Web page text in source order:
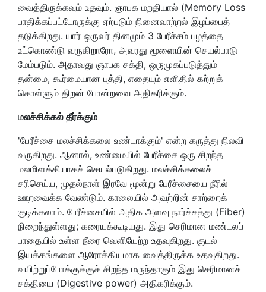
வைத்திருக்கவும் உதவும். ஞாபக மறதியால் (Memory Loss
பாதிக்கப்பட்டோருக்கு ஏற்படும் நினைவாற்றல் இழப்பைத்
தடுக்கிறது. யார் ஒருவர் தினமும் 3 பேரீச்சம் பழத்தை
உட்கொண்டு வருகிறாரோ, அவரது மூளையின் செயல்பாடு
மேம்படும். அதாவது ஞாபக சக்தி, ஒருமுகப்படுத்தும்
தன்மை, கூர்மையான புத்தி, எதையும் எளிதில் கற்றுக்
கொள்ளும் திறன் போன்றவை அதிகரிக்கும்.
மலச்சிக்கல் தீர்க்கும்
'பேரீச்சை மலச்சிக்கலை உண்டாக்கும்' என்ற கருத்து நிலவி
வருகிறது. ஆனால், உண்மையில் பேரீச்சை ஒரு சிறந்த
மலமிளக்கியாகச் செயல்படுகிறது. மலச்சிக்கலைச்
சரிசெய்ய, முதல்நாள் இரவே மூன்று பேரீச்சையை நீரில்
ஊறவைக்க வேண்டும். காலையில் அவற்றின் சாற்றைக்
குடிக்கலாம். பேரீச்சையில் அதிக அளவு நார்ச்சத்து (Fiber)
நிறைந்துள்ளது; கரையக்கூடியது. இது செரிமான மண்டலப்
பாதையில் உள்ள நீரை வெளியேற்ற உதவுகிறது. குடல்
இயக்கங்களை ஆரோக்கியமாக வைத்திருக்க உதவுகிறது.
வயிற்றுப்போக்குக்குச் சிறந்த மருந்தாகும் இது செரிமானச்
சக்தியை (Digestive power) அதிகரிக்கும்.